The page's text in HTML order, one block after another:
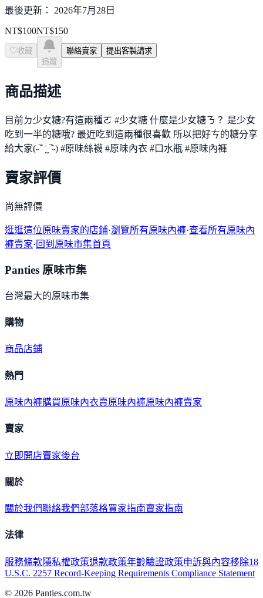
最後更新： 2026年7月28日
NT$100NT$150
♡ 收藏
追蹤
聯絡賣家 提出客製請求
商品描述
目前ㄉ少女糖?有這兩種ㄛ #少女糖 什麼是少女糖ㄋ？ 是少女
吃到一半的糖哦? 最近吃到這兩種很喜歡 所以把好ㄘ的糖分享
給大家(˶‾᷄ ⁻̫ ‾᷅˵) #原味絲襪 #原味內衣 #口水瓶 #原味內褲
賣家評價
尚無評價
逛逛這位原味賣家的店鋪·瀏覽所有原味內褲·查看所有原味內
褲賣家·回到原味市集首頁
Panties 原味市集
台灣最大的原味市集
購物
商品店鋪
熱門
原味內褲購買原味內衣賣原味內褲原味內褲賣家
賣家
立即開店賣家後台
關於
關於我們聯絡我們部落格買家指南賣家指南
法律
服務條款隱私權政策退款政策年齡驗證政策申訴與內容移除18
U.S.C. 2257 Record-Keeping Requirements Compliance Statement
© 2026 Panties.com.tw